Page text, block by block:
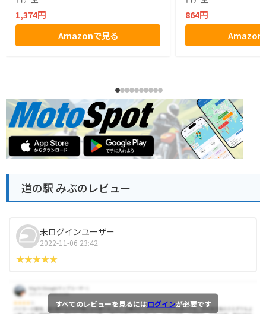
1,374円
Amazonで見る
864円
Amazon
道の駅 みぶのレビュー
未ログインユーザー
2022-11-06 23:42
すべてのレビューを見るにはログインが必要です